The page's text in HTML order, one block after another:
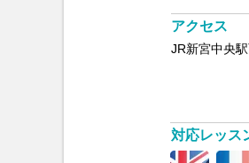
アクセス
JR新宮中央
対応レッス